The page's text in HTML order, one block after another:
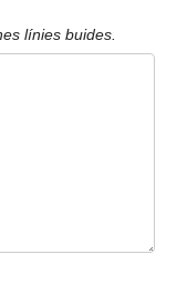
línies buides.